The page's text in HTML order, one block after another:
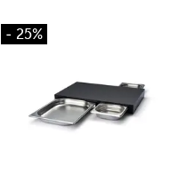
- 25%